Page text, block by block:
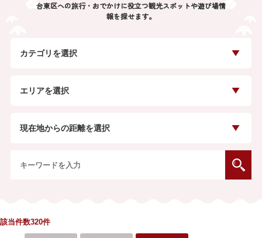
台東区への旅行・おでかけに役立つ観光スポットや遊び場情
報を探せます。
カテゴリを選択
エリアを選択
現在地からの距離を選択
該当件数320件